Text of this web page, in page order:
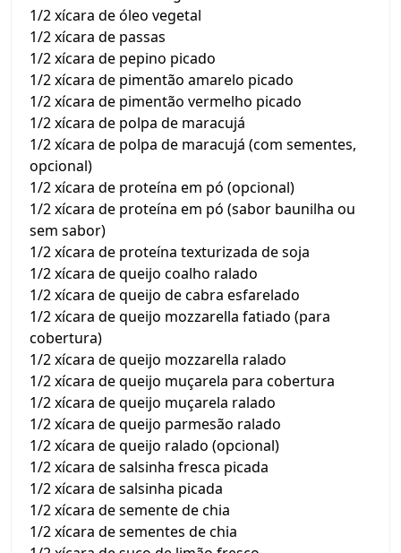
1/2 xícara de óleo vegetal
1/2 xícara de passas
1/2 xícara de pepino picado
1/2 xícara de pimentão amarelo picado
1/2 xícara de pimentão vermelho picado
1/2 xícara de polpa de maracujá
1/2 xícara de polpa de maracujá (com sementes,
opcional)
1/2 xícara de proteína em pó (opcional)
1/2 xícara de proteína em pó (sabor baunilha ou
sem sabor)
1/2 xícara de proteína texturizada de soja
1/2 xícara de queijo coalho ralado
1/2 xícara de queijo de cabra esfarelado
1/2 xícara de queijo mozzarella fatiado (para
cobertura)
1/2 xícara de queijo mozzarella ralado
1/2 xícara de queijo muçarela para cobertura
1/2 xícara de queijo muçarela ralado
1/2 xícara de queijo parmesão ralado
1/2 xícara de queijo ralado (opcional)
1/2 xícara de salsinha fresca picada
1/2 xícara de salsinha picada
1/2 xícara de semente de chia
1/2 xícara de sementes de chia